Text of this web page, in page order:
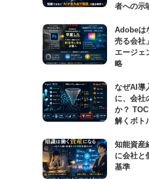
者への示
Adobeは
売る会社
エージェ
略
なぜAI導
に、会社
か？
解くボト
知能資産
に会社と
基準